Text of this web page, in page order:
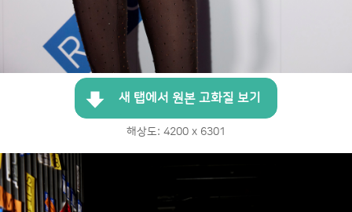
새 탭에서 원본 고화질 보기
해상도: 4200 x 6301